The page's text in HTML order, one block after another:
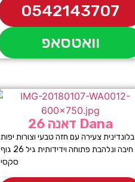
0542143707
וואטסאפ
דאנה 26 Dana
בלונדינית צעירה עם חזה טבעי וצורות יפות
חיבה ונלהבת פתוחה וידידותית גיל 26 גוף
סקסי